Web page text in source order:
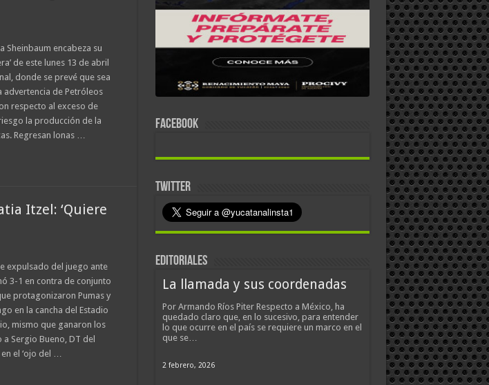
Sheinbaum encabeza su
de este lunes 13 de abril
donde se prevé que sea
advertencia de Petróleos
respecto al exceso de
la producción de la
Regresan lonas …
Itzel: ‘Quiere
expulsado del juego ante
3-1 en contra de conjunto
protagonizaron Pumas y
en la cancha del Estadio
mismo que ganaron los
Sergio Bueno, DT del
el ‘ojo del …
FACEBOOK
TWITTER
EDITORIALES
La llamada y sus coordenadas
Por Armando Ríos Piter Respecto a México, ha
quedado claro que, en lo sucesivo, para entender
lo que ocurre en el país se requiere un marco en el
que se…
2 febrero, 2026